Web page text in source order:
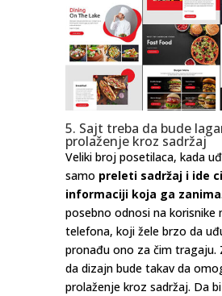
5. Sajt treba da bude
prolaženje kroz sadržaj
Veliki broj posetilaca, kada
samo preleti sadržaj i ide
informaciji koja ga zanima
posebno odnosi na korisnike
telefona, koji žele brzo da
pronađu ono za čim tragaju.
da dizajn bude takav da
prolaženje kroz sadržaj. Da